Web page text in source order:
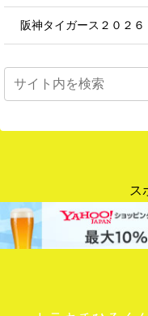
阪神タイガース２０２６
ス